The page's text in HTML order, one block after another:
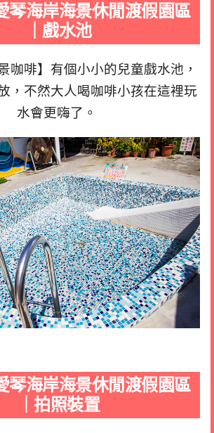
琴海岸海景休閒渡假園區
｜戲水池
咖啡】有個小小的兒童戲水池，
，不然大人喝咖啡小孩在這裡玩
水會更嗨了。
琴海岸海景休閒渡假園區
｜拍照裝置